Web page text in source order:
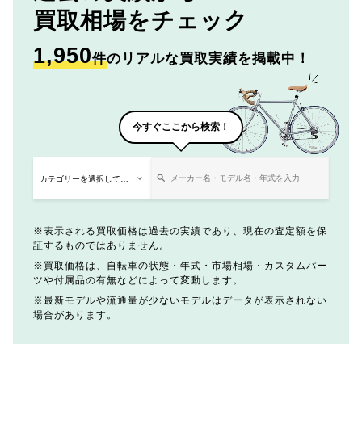
買取相場をチェック
1,950件のリアルな買取実績を掲載中！
今すぐここから検索！
表示される買取価格は過去の実績であり、現在の査定額を保
証するものではありません。
買取価格は、自転車の状態・年式・市場相場・カスタムパー
ツや付属品の有無などによって変動します。
最新モデルや流通量が少ないモデルはデータが表示されない
場合があります。